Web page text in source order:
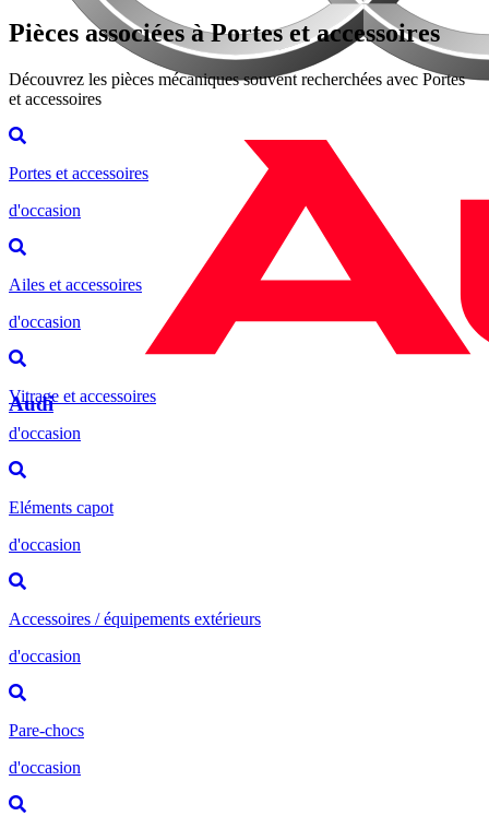
Audi
Pièces associées à Portes et accessoires
Découvrez les pièces mécaniques souvent recherchées avec Portes
et accessoires
Portes et accessoires
d'occasion
Ailes et accessoires
d'occasion
Vitrage et accessoires
d'occasion
Eléments capot
d'occasion
Accessoires / équipements extérieurs
d'occasion
Pare-chocs
d'occasion